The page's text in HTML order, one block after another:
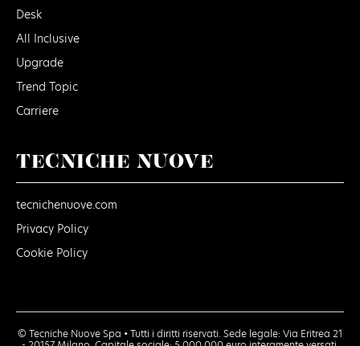
Desk
All Inclusive
Upgrade
Trend Topic
Carriere
TECNICHE NUOVE
tecnichenuove.com
Privacy Policy
Cookie Policy
© Tecniche Nuove Spa • Tutti i diritti riservati. Sede legale: Via Eritrea 21